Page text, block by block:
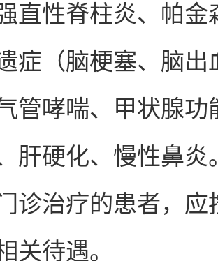
直性脊柱炎、帕
症（脑梗塞、脑
管哮喘、甲状腺
肝硬化、慢性鼻
诊治疗的患者，
关待遇。